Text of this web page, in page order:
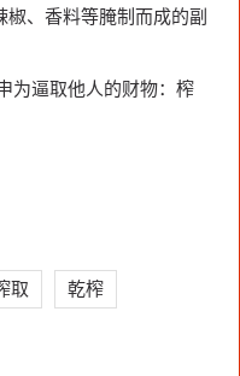
、香料等腌制而成的副
为逼取他人的财物：榨
取 乾榨